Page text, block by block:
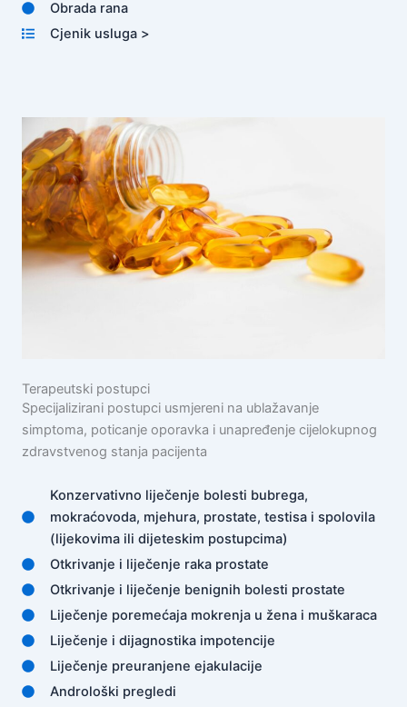
Obrada rana
Cjenik usluga >
Terapeutski postupci
Specijalizirani postupci usmjereni na ublažavanje
simptoma, poticanje oporavka i unapređenje cijelokupnog
zdravstvenog stanja pacijenta
Konzervativno liječenje bolesti bubrega,
mokraćovoda, mjehura, prostate, testisa i spolovila
(lijekovima ili dijeteskim postupcima)
Otkrivanje i liječenje raka prostate
Otkrivanje i liječenje benignih bolesti prostate
Liječenje poremećaja mokrenja u žena i muškaraca
Liječenje i dijagnostika impotencije
Liječenje preuranjene ejakulacije
Androloški pregledi